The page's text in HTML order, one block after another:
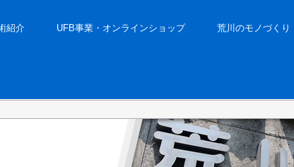
紹介 UFB事業・オンラインショップ 荒川のモノづくり